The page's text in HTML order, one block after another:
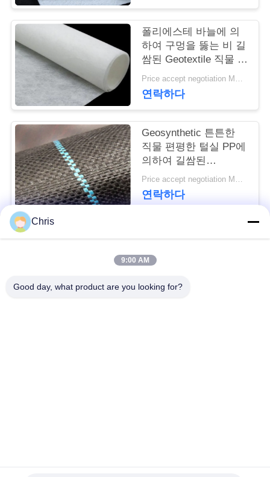
주
세
뉴
스
인
용
문
을
구
폴리에스테 바늘에 의
하여 구멍을 뚫는 비 길
쌈된 Geotextile 직물 비
길쌈된 반대로 - 산화 Price accept negotiation MOQ:100sq.m.
연락하다
Geosynthetic 튼튼한
직물 편평한 털실 PP에
의하여 길쌈된
Geotextile는을 위한 잔
디를 성장합니다 막습
니다
Price accept negotiation MOQ:1000 sq.m.
연락하다
비 부직물 산업용 롤러
Chris
9:00 AM
Good day, what product are you looking for?